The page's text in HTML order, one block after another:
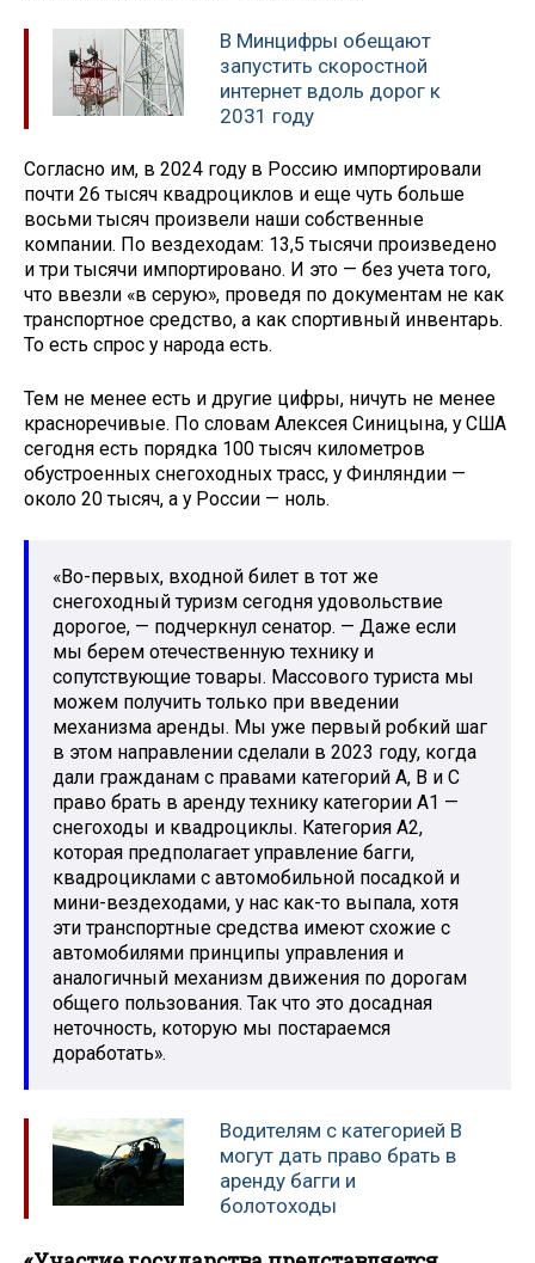
В Минцифры обещают
запустить скоростной
интернет вдоль дорог к
2031 году
Согласно им, в 2024 году в Россию импортировали
почти 26 тысяч квадроциклов и еще чуть больше
восьми тысяч произвели наши собственные
компании. По вездеходам: 13,5 тысячи произведено
и три тысячи импортировано. И это — без учета того,
что ввезли «в серую», проведя по документам не как
транспортное средство, а как спортивный инвентарь.
То есть спрос у народа есть.
Тем не менее есть и другие цифры, ничуть не менее
красноречивые. По словам Алексея Синицына, у США
сегодня есть порядка 100 тысяч километров
обустроенных снегоходных трасс, у Финляндии —
около 20 тысяч, а у России — ноль.
«Во-первых, входной билет в тот же
снегоходный туризм сегодня удовольствие
дорогое, — подчеркнул сенатор. — Даже если
мы берем отечественную технику и
сопутствующие товары. Массового туриста мы
можем получить только при введении
механизма аренды. Мы уже первый робкий шаг
в этом направлении сделали в 2023 году, когда
дали гражданам с правами категорий А, B и С
право брать в аренду технику категории А1 —
снегоходы и квадроциклы. Категория А2,
которая предполагает управление багги,
квадроциклами с автомобильной посадкой и
мини-вездеходами, у нас как-то выпала, хотя
эти транспортные средства имеют схожие с
автомобилями принципы управления и
аналогичный механизм движения по дорогам
общего пользования. Так что это досадная
неточность, которую мы постараемся
доработать».
Водителям с категорией В
могут дать право брать в
аренду багги и
болотоходы